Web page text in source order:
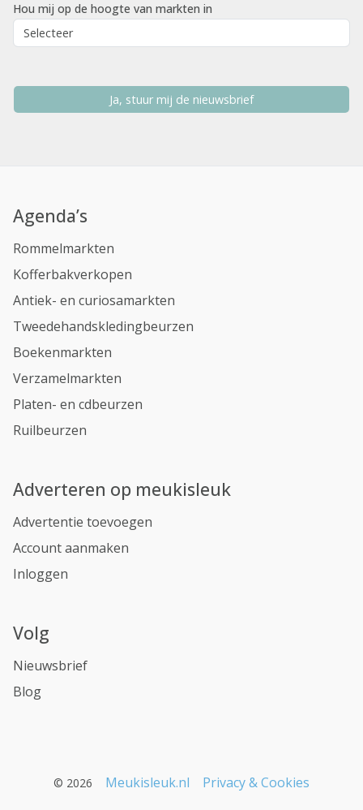
Hou mij op de hoogte van markten in
Ja, stuur mij de nieuwsbrief
Agenda’s
Rommelmarkten
Kofferbakverkopen
Antiek- en curiosamarkten
Tweedehandskledingbeurzen
Boekenmarkten
Verzamelmarkten
Platen- en cdbeurzen
Ruilbeurzen
Adverteren op meukisleuk
Advertentie toevoegen
Account aanmaken
Inloggen
Volg
Nieuwsbrief
Blog
© 2026 Meukisleuk.nl
Privacy & Cookies